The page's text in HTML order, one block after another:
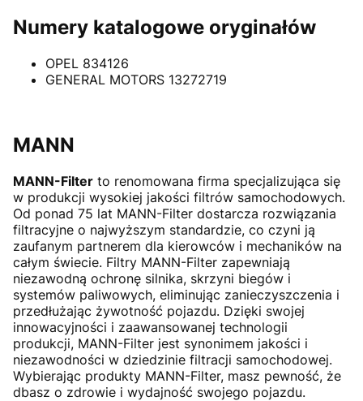
Numery katalogowe oryginałów
OPEL 834126
GENERAL MOTORS 13272719
MANN
MANN-Filter to renomowana firma specjalizująca się
w produkcji wysokiej jakości filtrów samochodowych.
Od ponad 75 lat MANN-Filter dostarcza rozwiązania
filtracyjne o najwyższym standardzie, co czyni ją
zaufanym partnerem dla kierowców i mechaników na
całym świecie. Filtry MANN-Filter zapewniają
niezawodną ochronę silnika, skrzyni biegów i
systemów paliwowych, eliminując zanieczyszczenia i
przedłużając żywotność pojazdu. Dzięki swojej
innowacyjności i zaawansowanej technologii
produkcji, MANN-Filter jest synonimem jakości i
niezawodności w dziedzinie filtracji samochodowej.
Wybierając produkty MANN-Filter, masz pewność, że
dbasz o zdrowie i wydajność swojego pojazdu.